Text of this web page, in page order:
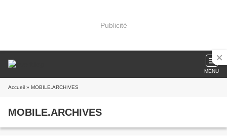
Publicité
MENU
Accueil » MOBILE.ARCHIVES
MOBILE.ARCHIVES